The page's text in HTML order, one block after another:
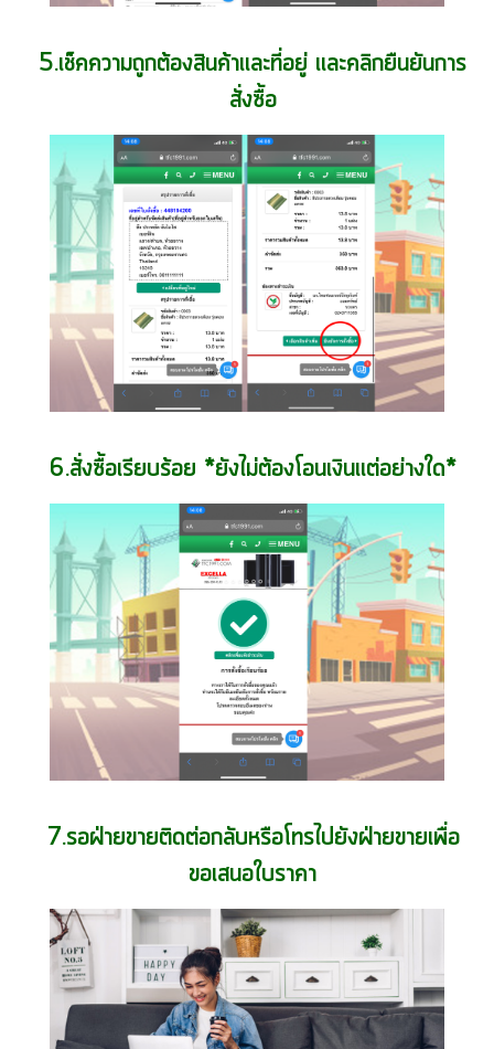
5.เช็คความถูกต้องสินค้าเเละที่อยู่ เเละคลิกยืนยันการ
สั่งซื้อ
6.สั่งซื้อเรียบร้อย *ยังไม่ต้องโอนเงินเเต่อย่างใด*
7.รอฝ่ายขายติดต่อกลับหรือโทรไปยังฝ่ายขายเพื่อ
ขอเสนอใบราคา